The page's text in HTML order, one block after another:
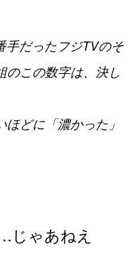
手だったフジTVのそ
のこの数字は、決し
どに「濃かった」
じゃあねえ